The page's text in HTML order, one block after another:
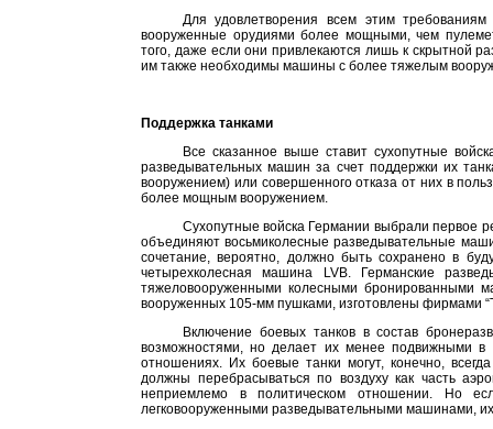
Для удовлетворения всем этим
вооруженные орудиями более мощными, чем
того, даже если они привлекаются лишь к скрытной
им также необходимы машины с более тяжелым
Поддержка танками
Все сказанное выше ставит сухопутные
разведывательных машин за счет поддержки их
вооружением) или совершенного отказа от них в
более мощным вооружением.
Сухопутные войска Германии выбрали первое
объединяют восьмиколесные разведывательные
сочетание, вероятно, должно быть сохранено в
четырехколесная машина LVB. Германские
тяжеловооруженными колесными бронированными
вооруженных 105-мм пушками, изготовлены фирмами
Включение боевых танков в состав
возможностями, но делает их менее подвижными в
отношениях. Их боевые танки могут, конечно,
должны перебрасываться по воздуху как часть
неприемлемо в политическом отношении. Но
легковооруженными разведывательными машинами,